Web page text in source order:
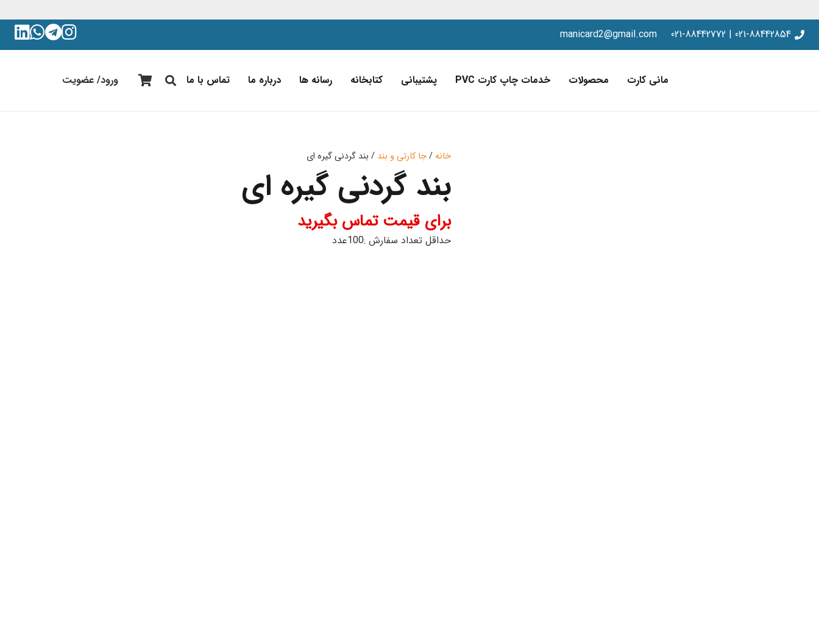
021-88442854 | 021-88442772
manicard2@gmail.com
مانی کارت محصولات خدمات چاپ کارت PVC پشتیبانی کتابخانه رسانه ها درباره ما تماس با ما ورود/ عضویت
خانه/جا کارتی و بند / بند گردنی گیره ای
بند گردنی گیره ای
برای قیمت تماس بگیرید
حداقل تعداد سفارش :100عدد